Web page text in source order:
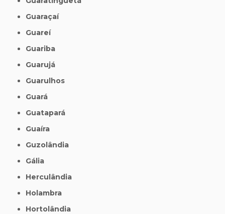
Guaraçaí
Guareí
Guariba
Guarujá
Guarulhos
Guará
Guatapará
Guaíra
Guzolândia
Gália
Herculândia
Holambra
Hortolândia